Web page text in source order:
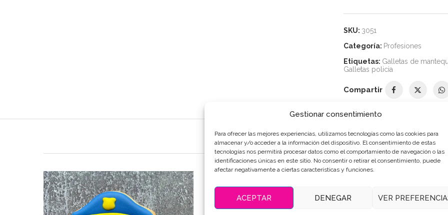
Gestionar consentimiento
Para ofrecer las mejores experiencias, utilizamos tecnologías como las cookies para
almacenar y/o acceder a la información del dispositivo. El consentimiento de estas
tecnologías nos permitirá procesar datos como el comportamiento de navegación o las
identificaciones únicas en este sitio. No consentir o retirar el consentimiento, puede
afectar negativamente a ciertas características y funciones.
ACEPTAR DENEGAR VER
SKU: 3051
Categoría: Profesiones
Etiquetas: Galletas de
Galletas policia
Compartir
DESCRIPCIÓN INFORMACIÓN ADICIONAL